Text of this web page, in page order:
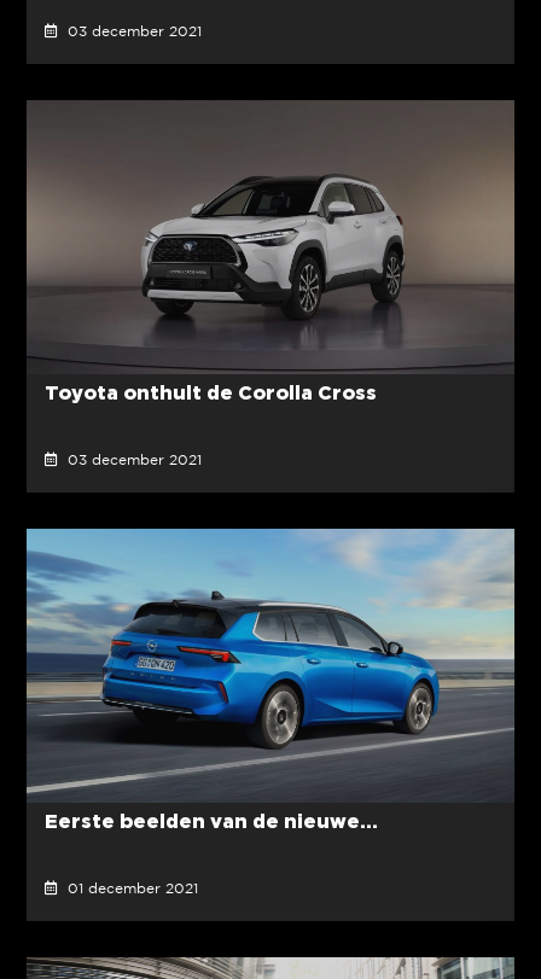
03 december 2021
Toyota onthult de Corolla Cross
03 december 2021
Eerste beelden van de nieuwe...
01 december 2021